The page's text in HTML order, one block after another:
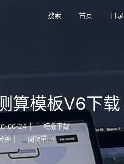
搜索 首页 目录
算模板V6下载
06-24 |
模版下载
钟 阅读量: 4